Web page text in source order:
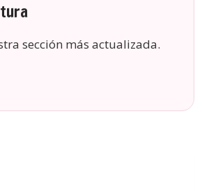
sección más actualizada.